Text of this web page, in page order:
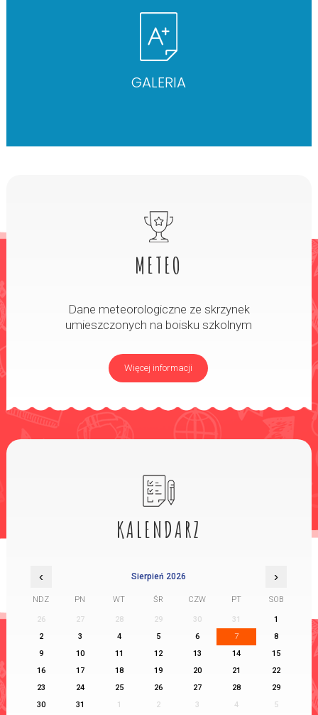
GALERIA
METEO
Dane meteorologiczne ze skrzynek
umieszczonych na boisku szkolnym
Więcej informacji
KALENDARZ
‹ Sierpień 2026 ›
NDZ PN WT ŚR CZW PT SOB
26 27 28 29 30 31
1
2
3 4 5 6 7
8
9
10 11 12 13 14
15
16
17 18 19 20 21
22
23
24 25 26 27 28
29
30
31 1 2 3 4 5